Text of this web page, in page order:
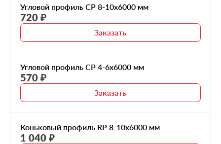
Угловой профиль CP 8-10х6000 мм
720 ₽
Заказать
Угловой профиль CP 4-6х6000 мм
570 ₽
Заказать
Коньковый профиль RP 8-10х6000 мм
1 040 ₽